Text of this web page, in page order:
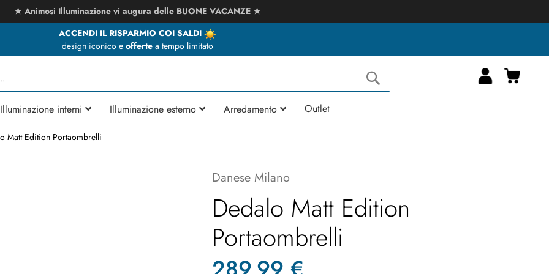
★ Animosi Illuminazione vi augura delle BUONE VACANZE ★
ACCENDI IL RISPARMIO COI SALDI
design iconico e offertea tempo limitato
Cerca
Carrello
Illuminazione interni Illuminazione esterno Arredamento Outlet
Matt Edition Portaombrelli
Danese Milano
Dedalo Matt Edition
Portaombrelli